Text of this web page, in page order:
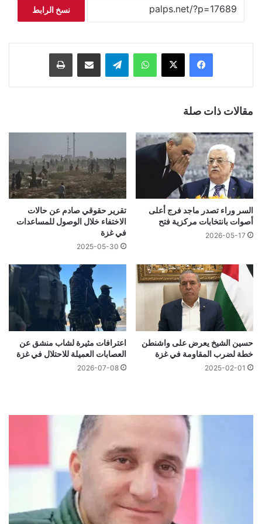
نسخ الرابط
فيسبوك ‫X واتساب تيلقرام مشاركة عبر البريد طباعة
مقالات ذات صلة
السر وراء تصدر ماجد فرج أعلى
أصوات بانتخابات مركزية فتح
2026-05-17
تقرير حقوقي صادم عن حالات
الاختفاء خلال الوصول للمساعدات
في غزة
2025-05-30
حسين الشيخ يعرض على واشنطن
خطة لضرب المقاومة في غزة
2025-02-01
اعترافات مثيرة لشاب منشق عن
العصابات العميلة للاحتلال في غزة
2026-07-08